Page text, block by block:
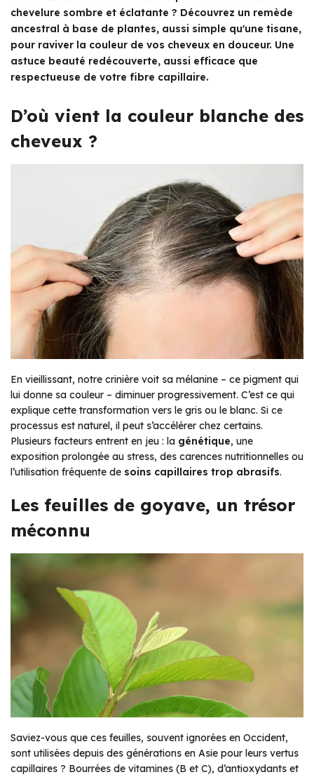
chevelure sombre et éclatante ? Découvrez un remède
ancestral à base de plantes, aussi simple qu'une tisane,
pour raviver la couleur de vos cheveux en douceur. Une
astuce beauté redécouverte, aussi efficace que
respectueuse de votre fibre capillaire.
D’où vient la couleur blanche des
cheveux ?
En vieillissant, notre crinière voit sa mélanine – ce pigment qui
lui donne sa couleur – diminuer progressivement. C’est ce qui
explique cette transformation vers le gris ou le blanc. Si ce
processus est naturel, il peut s’accélérer chez certains.
Plusieurs facteurs entrent en jeu : la génétique, une
exposition prolongée au stress, des carences nutritionnelles ou
l’utilisation fréquente de soins capillaires trop abrasifs.
Les feuilles de goyave, un trésor
méconnu
Saviez-vous que ces feuilles, souvent ignorées en Occident,
sont utilisées depuis des générations en Asie pour leurs vertus
capillaires ? Bourrées de vitamines (B et C), d’antioxydants et